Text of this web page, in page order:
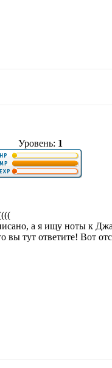
Уровень: 1
а я ищу ноты к
тут ответите! Вот